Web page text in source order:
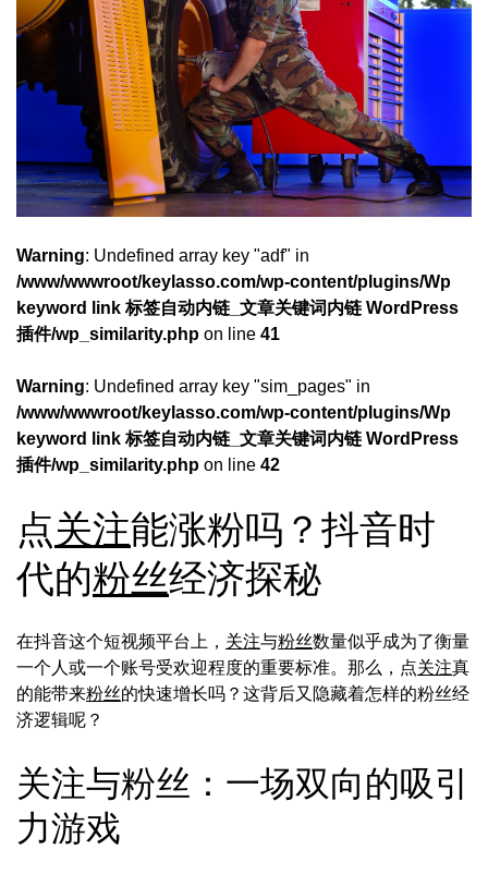
Warning: Undefined array key "adf" in
/www/wwwroot/keylasso.com/wp-content/plugins/Wp
keyword link 标签自动内链_文章关键词内链 WordPress
插件/wp_similarity.php on line 41
Warning: Undefined array key "sim_pages" in
/www/wwwroot/keylasso.com/wp-content/plugins/Wp
keyword link 标签自动内链_文章关键词内链 WordPress
插件/wp_similarity.php on line 42
点关注能涨粉吗？抖音时
代的粉丝经济探秘
在抖音这个短视频平台上， 关注与粉丝数量似乎成为了衡量
一个人或一个账号受欢迎程度的重要标准。那么，点关注真
的能带来粉丝的快速增长吗？这背后又隐藏着怎样的粉丝经
济逻辑呢？
关注与粉丝：一场双向的吸引
力游戏